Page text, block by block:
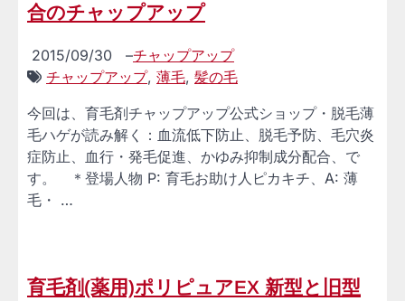
合のチャップアップ
2015/09/30 –チャップアップ
チャップアップ, 薄毛, 髪の毛
今回は、育毛剤チャップアップ公式ショップ・脱毛薄
毛ハゲが読み解く：血流低下防止、脱毛予防、毛穴炎
症防止、血行・発毛促進、かゆみ抑制成分配合、で
す。 ＊登場人物 P: 育毛お助け人ピカキチ、A: 薄
毛・ …
育毛剤(薬用)ポリピュアEX 新型と旧型